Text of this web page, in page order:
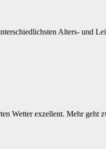
Alters- und
Wetter exzellent. Mehr geht